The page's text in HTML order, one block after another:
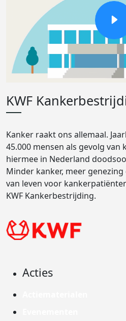
KWF
Kanker raakt ons allemaal.
45.000 mensen als gevolg van
hiermee in Nederland
Minder kanker, meer
van leven voor
KWF Kankerbestrijding.
Acties